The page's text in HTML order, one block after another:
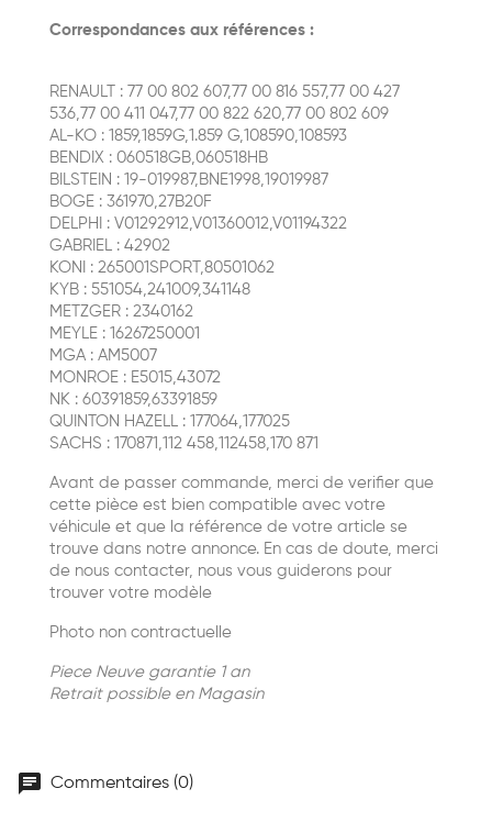
Correspondances aux références :
RENAULT : 77 00 802 607,77 00 816 557,77 00 427
536,77 00 411 047,77 00 822 620,77 00 802 609
AL-KO : 1859,1859G,1.859 G,108590,108593
BENDIX : 060518GB,060518HB
BILSTEIN : 19-019987,BNE1998,19019987
BOGE : 361970,27B20F
DELPHI : V01292912,V01360012,V01194322
GABRIEL : 42902
KONI : 265001SPORT,80501062
KYB : 551054,241009,341148
METZGER : 2340162
MEYLE : 16267250001
MGA : AM5007
MONROE : E5015,43072
NK : 60391859,63391859
QUINTON HAZELL : 177064,177025
SACHS : 170871,112 458,112458,170 871
Avant de passer commande, merci de verifier que
cette pièce est bien compatible avec votre
véhicule et que la référence de votre article se
trouve dans notre annonce. En cas de doute, merci
de nous contacter, nous vous guiderons pour
trouver votre modèle
Photo non contractuelle
Piece Neuve garantie 1 an
Retrait possible en Magasin
chat Commentaires (0)